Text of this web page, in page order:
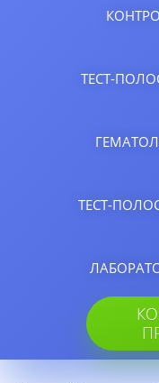
ТЕСТ-
ТЕСТ-